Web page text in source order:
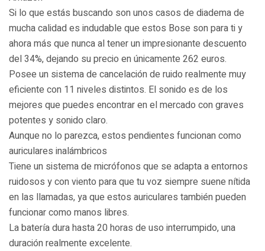
Si lo que estás buscando son unos casos de diadema de
mucha calidad es indudable que estos Bose son para ti y
ahora más que nunca al tener un impresionante descuento
del 34%, dejando su precio en únicamente 262 euros.
Posee un sistema de cancelación de ruido realmente muy
eficiente con 11 niveles distintos. El sonido es de los
mejores que puedes encontrar en el mercado con graves
potentes y sonido claro.
Aunque no lo parezca, estos pendientes funcionan como
auriculares inalámbricos
Tiene un sistema de micrófonos que se adapta a entornos
ruidosos y con viento para que tu voz siempre suene nítida
en las llamadas, ya que estos auriculares también pueden
funcionar como manos libres.
La batería dura hasta 20 horas de uso interrumpido, una
duración realmente excelente.